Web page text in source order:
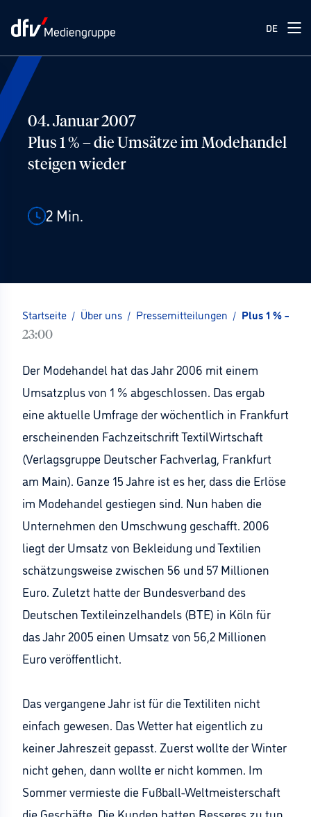
DE
04. Januar 2007
Plus 1 % – die Umsätze im Modehandel
steigen wieder
2 Min.
Startseite / Über uns / Pressemitteilungen / Plus 1 % –
23:00
Der Modehandel hat das Jahr 2006 mit einem
Umsatzplus von 1 % abgeschlossen. Das ergab
eine aktuelle Umfrage der wöchentlich in Frankfurt
erscheinenden Fachzeitschrift TextilWirtschaft
(Verlagsgruppe Deutscher Fachverlag, Frankfurt
am Main). Ganze 15 Jahre ist es her, dass die Erlöse
im Modehandel gestiegen sind. Nun haben die
Unternehmen den Umschwung geschafft. 2006
liegt der Umsatz von Bekleidung und Textilien
schätzungsweise zwischen 56 und 57 Millionen
Euro. Zuletzt hatte der Bundesverband des
Deutschen Textileinzelhandels (BTE) in Köln für
das Jahr 2005 einen Umsatz von 56,2 Millionen
Euro veröffentlicht.
Das vergangene Jahr ist für die Textiliten nicht
einfach gewesen. Das Wetter hat eigentlich zu
keiner Jahreszeit gepasst. Zuerst wollte der Winter
nicht gehen, dann wollte er nicht kommen. Im
Sommer vermieste die Fußball-Weltmeisterschaft
die Geschäfte. Die Kunden hatten Besseres zu tun,